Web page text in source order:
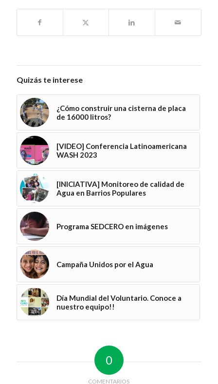
Quizás te interese
¿Cómo construir una cisterna de placa
de 16000 litros?
[VIDEO] Conferencia Latinoamericana
WASH 2023
[INICIATIVA] Monitoreo de calidad de
Agua en Barrios Populares
Programa SEDCERO en imágenes
Campaña Unidos por el Agua
Día Mundial del Voluntario. Conoce a
nuestro equipo!!
0
COMENTARIOS